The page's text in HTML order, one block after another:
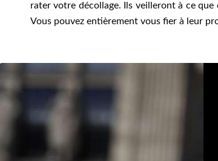
rater votre décollage. Ils veilleront à ce
Vous pouvez entièrement vous fier à leur